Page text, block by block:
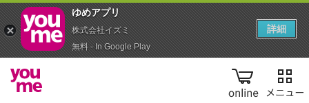
online
ゆめアプ‪リ‬
株式会社イズミ
無料 - In Google Play
詳細